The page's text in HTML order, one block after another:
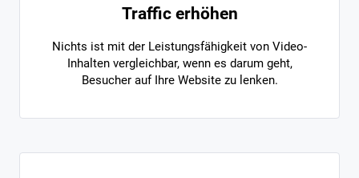
Traffic erhöhen
Nichts ist mit der Leistungsfähigkeit von Video-
Inhalten vergleichbar, wenn es darum geht,
Besucher auf Ihre Website zu lenken.